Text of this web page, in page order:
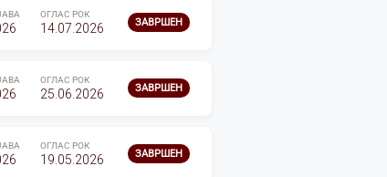
ОГЛАС РОК
14.07.2026 ЗАВРШЕН
ОГЛАС РОК
25.06.2026 ЗАВРШЕН
ОГЛАС РОК
19.05.2026 ЗАВРШЕН